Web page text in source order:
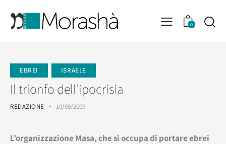
0
EBREI ISRAELE
Il trionfo dell’ipocrisia
REDAZIONE 10/09/2009
L’organizzazione Masa, che si occupa di portare ebrei